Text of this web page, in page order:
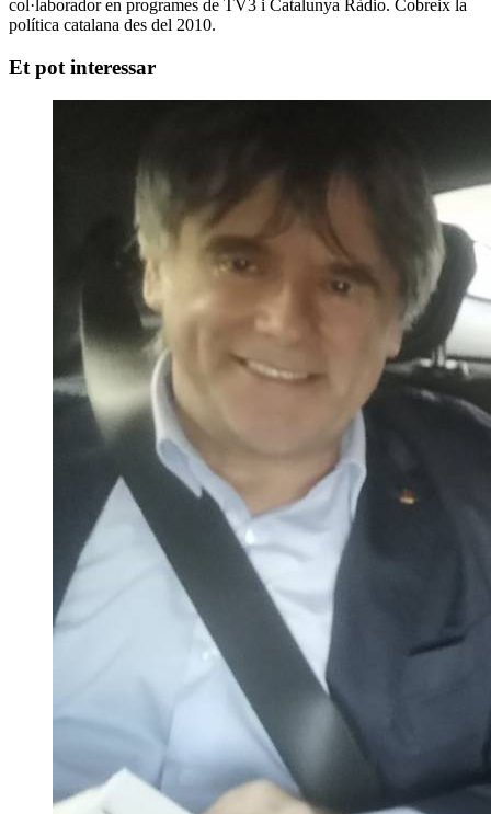
col·laborador en programes de TV3 i Catalunya Ràdio. Cobreix la
política catalana des del 2010.
Et pot interessar